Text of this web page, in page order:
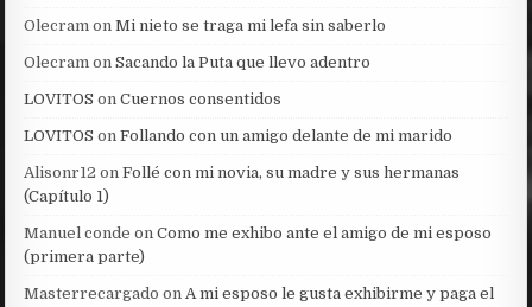
Olecram onMi nieto se traga mi lefa sin saberlo
Olecram onSacando la Puta que llevo adentro
LOVITOS onCuernos consentidos
LOVITOS onFollando con un amigo delante de mi marido
Alisonr12 onFollé con mi novia, su madre y sus hermanas
(Capítulo 1)
Manuel conde onComo me exhibo ante el amigo de mi esposo
(primera parte)
Masterrecargado onA mi esposo le gusta exhibirme y paga el